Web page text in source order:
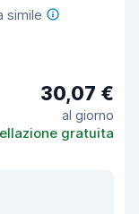
simile
30,07 €
al giorno
gratuita